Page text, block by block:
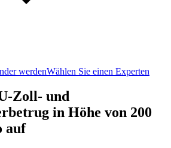
werdenWählen Sie einen Experten
Zoll- und
in Höhe von 200
auf